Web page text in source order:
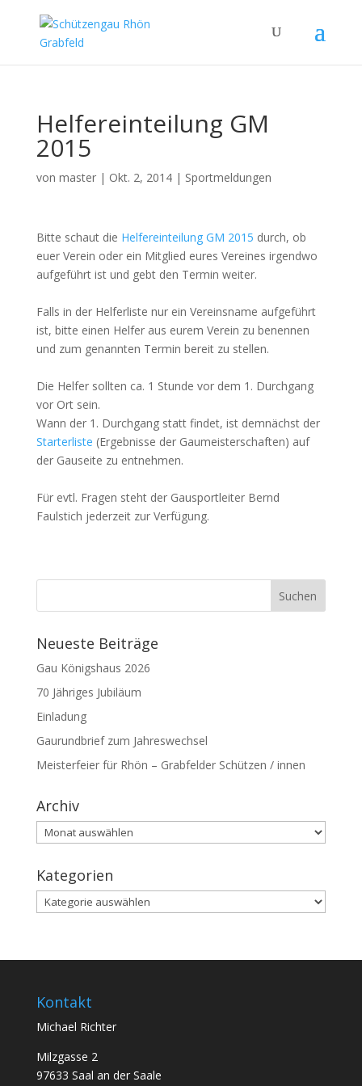
Helfereinteilung GM
2015
von master| Okt. 2, 2014| Sportmeldungen
Bitte schaut die Helfereinteilung GM 2015 durch, ob
euer Verein oder ein Mitglied eures Vereines irgendwo
aufgeführt ist und gebt den Termin weiter.
Falls in der Helferliste nur ein Vereinsname aufgeführt
ist, bitte einen Helfer aus eurem Verein zu benennen
und zum genannten Termin bereit zu stellen.
Die Helfer sollten ca. 1 Stunde vor dem 1. Durchgang
vor Ort sein.
Wann der 1. Durchgang statt findet, ist demnächst der
Starterliste (Ergebnisse der Gaumeisterschaften) auf
der Gauseite zu entnehmen.
Für evtl. Fragen steht der Gausportleiter Bernd
Faulstich jederzeit zur Verfügung.
Neueste Beiträge
Gau Königshaus 2026
70 Jähriges Jubiläum
Einladung
Gaurundbrief zum Jahreswechsel
Meisterfeier für Rhön – Grabfelder Schützen / innen
Archiv
Archiv
Kategorien
Kategorien
Kontakt
Michael Richter
Milzgasse 2
97633 Saal an der Saale